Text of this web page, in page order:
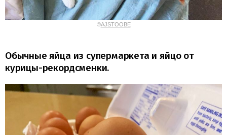
©AJSTOOBE
Обычные яйца из супермаркета и яйцо от
курицы-рекордсменки.